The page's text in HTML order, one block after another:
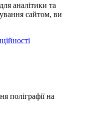
аналітики та
сайтом, ви
поліграфії на